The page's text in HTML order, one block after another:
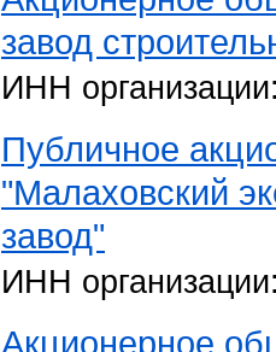
завод
ИНН
Публичное
"Малаховский
завод"
ИНН
Акционерное